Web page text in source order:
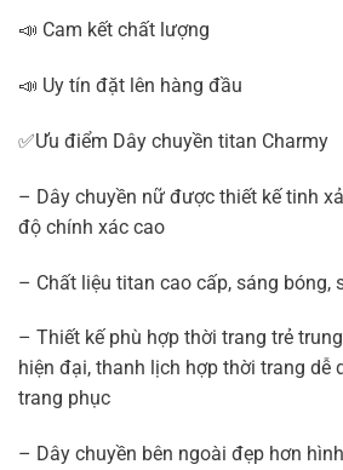
📣 Cam kết chất lượng
📣 Uy tín đặt lên hàng đầu
✅Ưu điểm Dây chuyền titan Charmy
– Dây chuyền nữ được thiết kế tinh
độ chính xác cao
– Chất liệu titan cao cấp, sáng bóng,
– Thiết kế phù hợp thời trang trẻ
hiện đại, thanh lịch hợp thời trang dễ
trang phục
– Dây chuyền bên ngoài đẹp hơn